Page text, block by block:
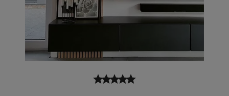
starstarstarstarstar